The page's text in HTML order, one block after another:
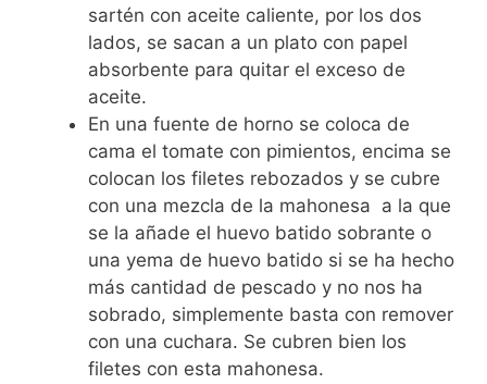
sartén con aceite caliente, por los dos
lados, se sacan a un plato con papel
absorbente para quitar el exceso de
aceite.
En una fuente de horno se coloca de
cama el tomate con pimientos, encima se
colocan los filetes rebozados y se cubre
con una mezcla de la mahonesa a la que
se la añade el huevo batido sobrante o
una yema de huevo batido si se ha hecho
más cantidad de pescado y no nos ha
sobrado, simplemente basta con remover
con una cuchara. Se cubren bien los
filetes con esta mahonesa.